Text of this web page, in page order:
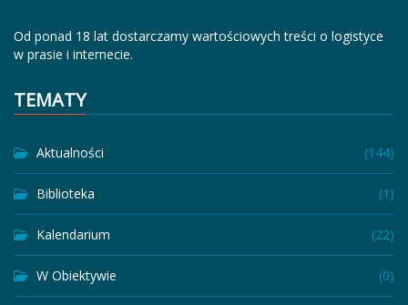
Od ponad 18 lat dostarczamy wartościowych treści o logistyce
w prasie i internecie.
TEMATY
Aktualności (144)
Biblioteka (1)
Kalendarium (22)
W Obiektywie (0)